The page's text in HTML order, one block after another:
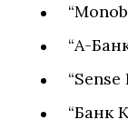
“А-
“Sense
“Банк